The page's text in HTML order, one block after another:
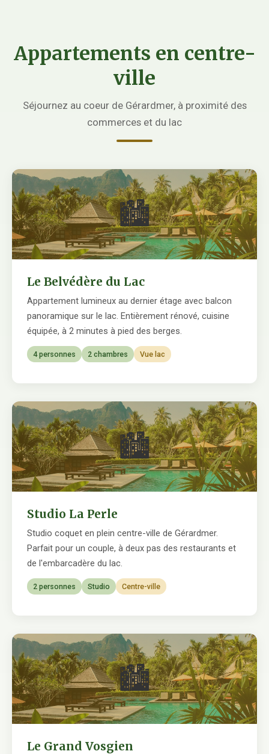
Appartements en centre-
ville
Séjournez au coeur de Gérardmer, à proximité des
commerces et du lac
🏙
Le Belvédère du Lac
Appartement lumineux au dernier étage avec balcon
panoramique sur le lac. Entièrement rénové, cuisine
équipée, à 2 minutes à pied des berges.
4 personnes 2 chambres Vue lac
🏙
Studio La Perle
Studio coquet en plein centre-ville de Gérardmer.
Parfait pour un couple, à deux pas des restaurants et
de l'embarcadère du lac.
2 personnes Studio Centre-ville
🏙
Le Grand Vosgien